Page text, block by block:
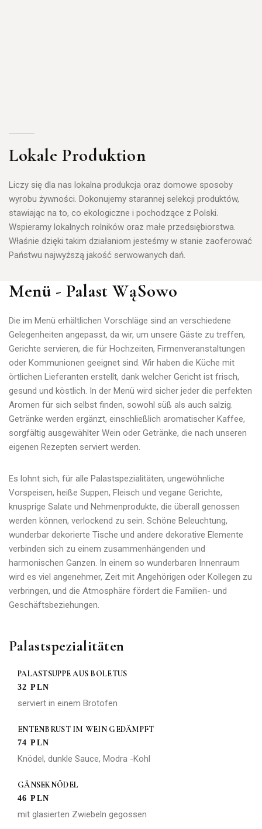
Lokale Produktion
Liczy się dla nas lokalna produkcja oraz domowe sposoby
wyrobu żywności. Dokonujemy starannej selekcji produktów,
stawiając na to, co ekologiczne i pochodzące z Polski.
Wspieramy lokalnych rolników oraz małe przedsiębiorstwa.
Właśnie dzięki takim działaniom jesteśmy w stanie zaoferować
Państwu najwyższą jakość serwowanych dań.
Menü - Palast WąSowo
Die im Menü erhältlichen Vorschläge sind an verschiedene
Gelegenheiten angepasst, da wir, um unsere Gäste zu treffen,
Gerichte servieren, die für Hochzeiten, Firmenveranstaltungen
oder Kommunionen geeignet sind. Wir haben die Küche mit
örtlichen Lieferanten erstellt, dank welcher Gericht ist frisch,
gesund und köstlich. In der Menü wird sicher jeder die perfekten
Aromen für sich selbst finden, sowohl süß als auch salzig.
Getränke werden ergänzt, einschließlich aromatischer Kaffee,
sorgfältig ausgewählter Wein oder Getränke, die nach unseren
eigenen Rezepten serviert werden.
Es lohnt sich, für alle Palastspezialitäten, ungewöhnliche
Vorspeisen, heiße Suppen, Fleisch und vegane Gerichte,
knusprige Salate und Nehmenprodukte, die überall genossen
werden können, verlockend zu sein. Schöne Beleuchtung,
wunderbar dekorierte Tische und andere dekorative Elemente
verbinden sich zu einem zusammenhängenden und
harmonischen Ganzen. In einem so wunderbaren Innenraum
wird es viel angenehmer, Zeit mit Angehörigen oder Kollegen zu
verbringen, und die Atmosphäre fördert die Familien- und
Geschäftsbeziehungen.
Palastspezialitäten
PALASTSUPPE AUS BOLETUS
32 PLN
serviert in einem Brotofen
ENTENBRUST IM WEIN GEDÄMPFT
74 PLN
Knödel, dunkle Sauce, Modra -Kohl
GÄNSEKNÖDEL
46 PLN
mit glasierten Zwiebeln gegossen